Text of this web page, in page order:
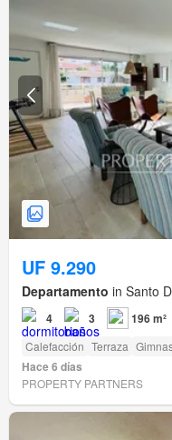
UF 9.290
Departamento in Santo
4 3 196 m²
Calefacción Terraza
Hace 6 días
PROPERTY PARTNERS